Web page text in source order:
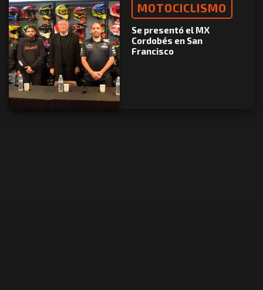
MOTOCICLISMO
Se presentó el MX
Cordobés en San
Francisco